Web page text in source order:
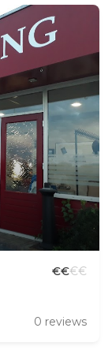
€€€€
0 reviews